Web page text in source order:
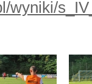
wyniki/